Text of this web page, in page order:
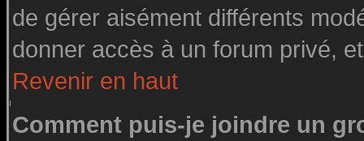
de gérer aisément différents
donner accès à un forum privé,
Revenir en haut
Comment puis-je joindre un